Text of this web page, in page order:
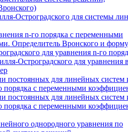
Остроградского для системы
n-го порядка с переменными
Определитель Вронского и
для уравнения n-го
Остроградского для уравнения
постоянных для линейных систем
порядка с переменными
постоянных для линейных систем
порядка с переменными
однородного уравнения по